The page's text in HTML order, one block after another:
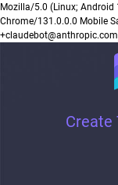
Create
Mozilla/5.0 (Linux; Android
Chrome/131.0.0.0 Mobile